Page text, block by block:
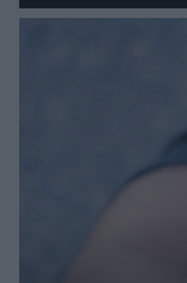
od lat